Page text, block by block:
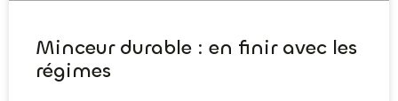
Minceur durable : en finir avec les
régimes